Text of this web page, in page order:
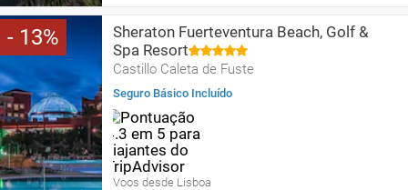
13
Sheraton Fuerteventura Beach, Golf &
Spa Resort
Castillo Caleta de Fuste
Seguro Básico Incluído
Voos desde Lisboa